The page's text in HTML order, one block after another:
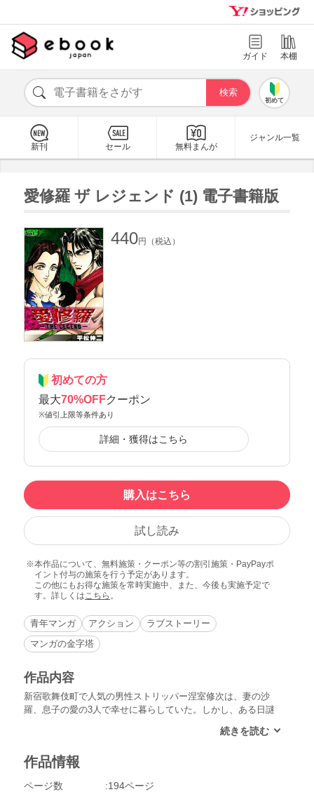
ガイド 本棚
初めて
新刊 セール 無料まんが
ジャンル一覧
愛修羅 ザ レジェンド (1) 電子書籍版
440円（税込）
初めての方
最大70%OFFクーポン
※値引上限等条件あり
詳細・獲得はこちら
購入はこちら
試し読み
本作品について、無料施策・クーポン等の割引施策・PayPayポ
イント付与の施策を行う予定があります。
この他にもお得な施策を常時実施中、また、今後も実施予定で
す。詳しくはこちら 。
青年マンガ アクション
ラブストーリー
マンガの金字塔
作品内容
新宿歌舞伎町で人気の男性ストリッパー涅室修次は、妻の沙
羅、息子の愛の3人で幸せに暮らしていた。しかし、ある日謎
3階の窓から転落してしまう。慌てて下に降りる沙羅だった
か。実はこの襲撃には沙羅の過去が大きく関わっていた。沙羅
作品情報
ページ数
194ページ